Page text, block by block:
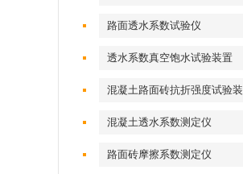
路面透水系数试验仪
透水系数真空饱水试验装置
混凝土路面砖抗折强度试验装
置
混凝土透水系数测定仪
路面砖摩擦系数测定仪